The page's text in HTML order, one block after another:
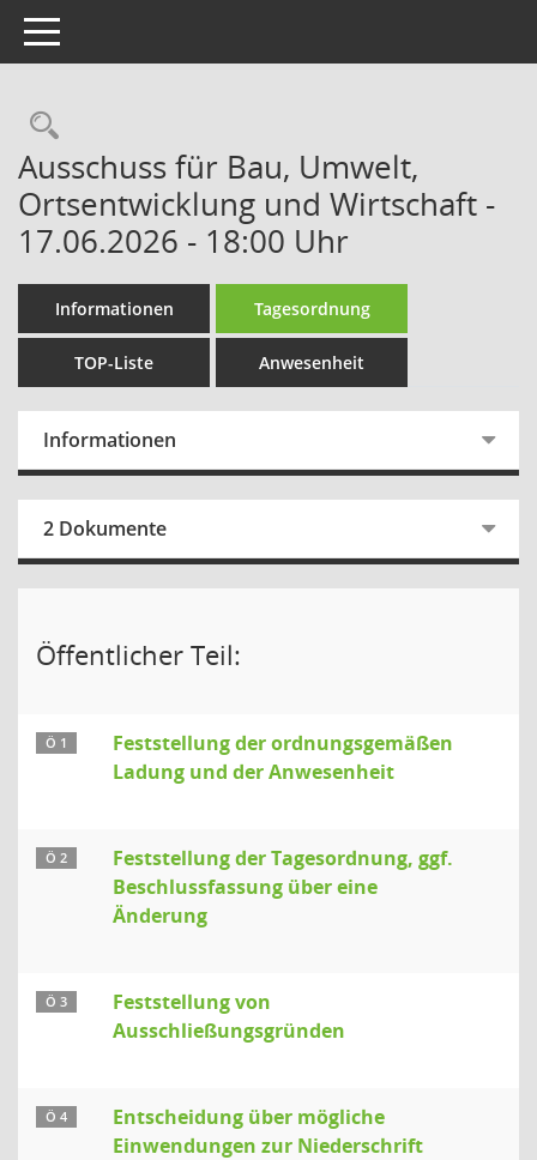
Toggle navigation
Rechercheauswahl
Ausschuss für Bau, Umwelt,
Ortsentwicklung und Wirtschaft -
17.06.2026 - 18:00 Uhr
Informationen Tagesordnung
TOP-Liste Anwesenheit
Informationen
2 Dokumente
Öffentlicher Teil:
Ö 1
Feststellung der ordnungsgemäßen
Ladung und der Anwesenheit
Ö 2
Feststellung der Tagesordnung, ggf.
Beschlussfassung über eine
Änderung
Ö 3
Feststellung von
Ausschließungsgründen
Ö 4
Entscheidung über mögliche
Einwendungen zur Niederschrift